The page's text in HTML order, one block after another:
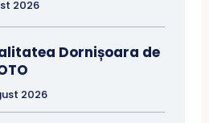
2026
Dornișoara de
2026